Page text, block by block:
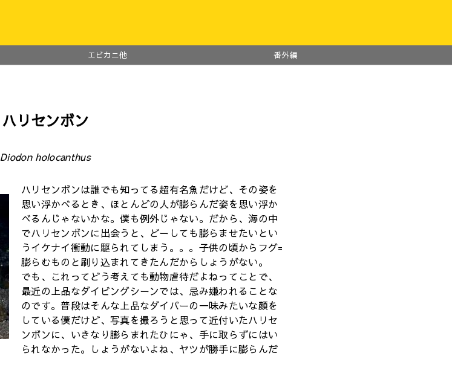
エビカニ他 番外編
ハリセンボン
Diodon holocanthus
ハリセンボンは誰でも知ってる超有名魚だけど、その姿を
思い浮かべるとき、ほとんどの人が膨らんだ姿を思い浮か
べるんじゃないかな。僕も例外じゃない。だから、海の中
でハリセンボンに出会うと、どーしても膨らませたいとい
うイケナイ衝動に駆られてしまう。。。子供の頃からフグ=
膨らむものと刷り込まれてきたんだからしょうがない。
でも、これってどう考えても動物虐待だよねってことで、
最近の上品なダイビングシーンでは、忌み嫌われることな
のです。普段はそんな上品なダイバーの一味みたいな顔を
している僕だけど、写真を撮ろうと思って近付いたハリセ
ンボンに、いきなり膨らまれたひにゃ、手に取らずにはい
られなかった。しょうがないよね、ヤツが勝手に膨らんだ